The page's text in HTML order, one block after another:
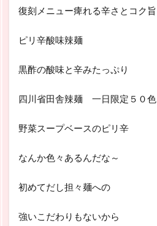
復刻メニュー痺れる辛さとコク旨
ピリ辛酸味辣麺
黒酢の酸味と辛みたっぷり
四川省田舎辣麺 一日限定５０色
野菜スープベースのピリ辛
なんか色々あるんだな～
初めてだし担々麺への
強いこだわりもないから